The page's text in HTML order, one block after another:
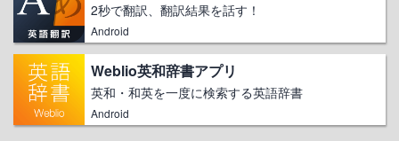
2秒で翻訳、翻訳結果を話す！
Android
Weblio英和辞書アプリ
英和・和英を一度に検索する英語辞書
Android